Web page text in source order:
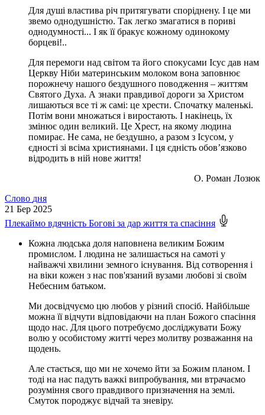
Для душі властива річ притягувати споріднену. І це ми
звемо однодушністю. Так легко змагатися в пориві
однодумності... І як її бракує кожному одинокому
борцеві!..
Для перемоги над світом та його спокусами Ісус дав нам
Церкву Ніби материнським молоком вона заповнює
порожнечу нашого бездушного поводження – життям
Святого Духа. А знаки правдивої дороги за Христом
лишаються все ті ж самі: це хрести. Спочатку маленькі.
Потім вони множаться і виростають. І накінець, їх
змінює один великий. Це Хрест, на якому людина
помирає. Не сама, не бездушно, а разом з Ісусом, у
єдності зі всіма християнами. І ця єдність обов’язково
відродить в ній нове життя!
О. Роман Лозюк
Слово дня
21 Бер 2025
Плекаймо вдячність Богові за дар життя та спасіння
Кожна людська доля наповнена великим Божим
промислом. І людина не залишається на самоті у
найважчі хвилини земного існування. Від сотворення і
на віки кожен з нас пов'язаний вузами любові зі своїм
Небесним батьком.
Ми досвідчуємо цю любов у різний спосіб. Найбільше
можна її відчути відповідаючи на план Божого спасіння
щодо нас. Для цього потребуємо досліджувати Божу
волю у особистому житті через молитву розважання на
щодень.
Але стається, що ми не хочемо йти за Божим планом. І
тоді на нас падуть важкі випробування, ми втрачаємо
розуміння свого правдивого призначення на землі.
Смуток породжує відчай та зневіру.